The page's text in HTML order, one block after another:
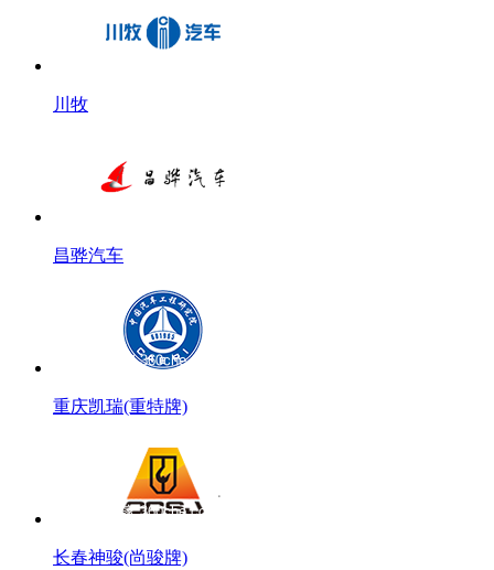
川牧
昌骅汽车
重庆凯瑞(重特牌)
长春神骏(尚骏牌)